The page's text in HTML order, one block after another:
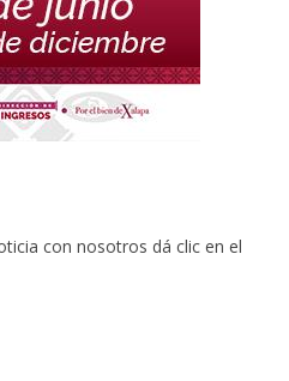
con nosotros dá clic en el